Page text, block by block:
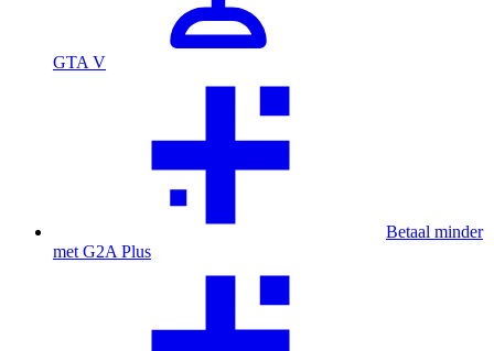
GTA V
Betaal minder
met G2A Plus